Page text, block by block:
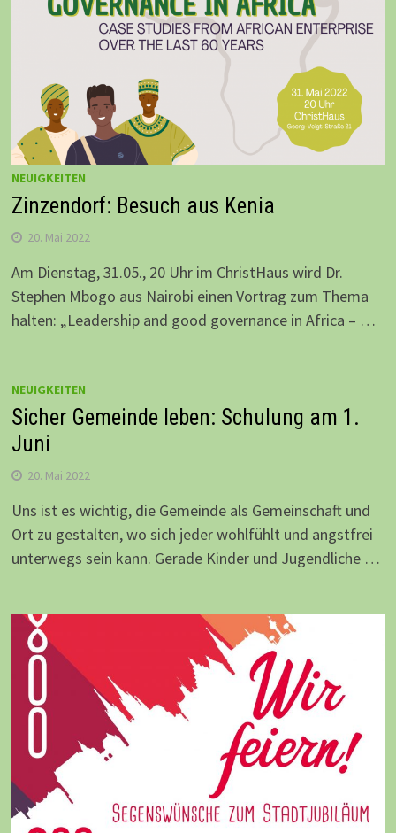
NEUIGKEITEN
Zinzendorf: Besuch aus Kenia
20. Mai 2022
Am Dienstag, 31.05., 20 Uhr im ChristHaus wird Dr.
Stephen Mbogo aus Nairobi einen Vortrag zum Thema
halten: „Leadership and good governance in Africa – …
NEUIGKEITEN
Sicher Gemeinde leben: Schulung am 1.
Juni
20. Mai 2022
Uns ist es wichtig, die Gemeinde als Gemeinschaft und
Ort zu gestalten, wo sich jeder wohlfühlt und angstfrei
unterwegs sein kann. Gerade Kinder und Jugendliche …